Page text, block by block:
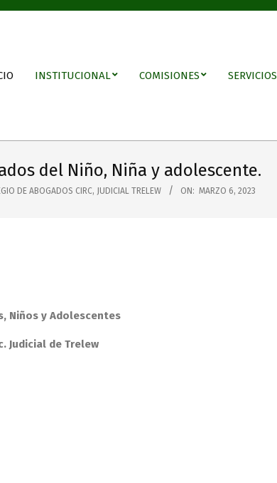
INSTITUCIONAL COMISIONES SERVICIOS
del Niño, Niña y adolescente.
DE ABOGADOS CIRC, JUDICIAL TRELEW ON: MARZO 6, 2023
Niños y Adolescentes
Judicial de Trelew